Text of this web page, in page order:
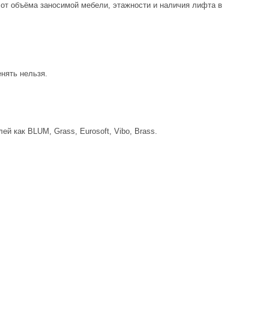
объёма заносимой мебели, этажности и наличия лифта в
нельзя.
как BLUM, Grass, Eurosoft, Vibo, Brass.